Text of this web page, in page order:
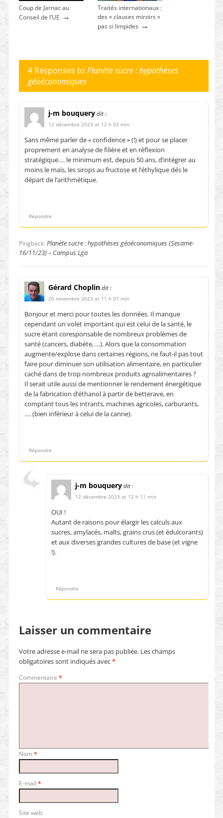
Coup de Jarnac au
Conseil de l’UE →
Traités internationaux :
des « clauses miroirs »
pas si limpides→
4 Responses to Planète sucre : hypothèses
géoéconomiques
j-m bouquery dit :
12 décembre 2023 at 12 h 03 min
Sans même parler de « confidence » (!) et pour se placer
proprement en analyse de filière et en réflexion
stratégique…. le minimum est, depuis 50 ans, d’intégrer au
moins le maïs, les sirops au fructose et l’éthylique dés le
départ de l’arithmétique.
Répondre
Pingback: Planète sucre : hypothèses géoéconomiques (Sesame-
16/11/23) – Campus Lga
Gérard Choplin dit :
20 novembre 2023 at 11 h 07 min
Bonjour et merci pour toutes les données. Il manque
cependant un volet important qui est celui de la santé, le
sucre étant coresponsable de nombreux problèmes de
santé (cancers, diabète, …). Alors que la consommation
augmente/explose dans certaines régions, ne faut-il pas tout
faire pour diminuer son utilisation alimentaire, en particulier
caché dans de trop nombreux produits agroalimentaires ?
Il serait utile aussi de mentionner le rendement énergétique
de la fabrication d’éthanol à partir de betterave, en
comptant tous les intrants, machines agricoles, carburants,
…. (bien inférieur à celui de la canne).
Répondre
j-m bouquery dit :
12 décembre 2023 at 12 h 11 min
OUI !
Autant de raisons pour élargir les calculs aux
sucres, amylacés, malts, grains crus (et édulcorants)
et aux diverses grandes cultures de base (et vigne
!).
Répondre
Laisser un commentaire
Votre adresse e-mail ne sera pas publiée. Les champs
obligatoires sont indiqués avec*
Commentaire *
Nom *
E-mail *
Site web